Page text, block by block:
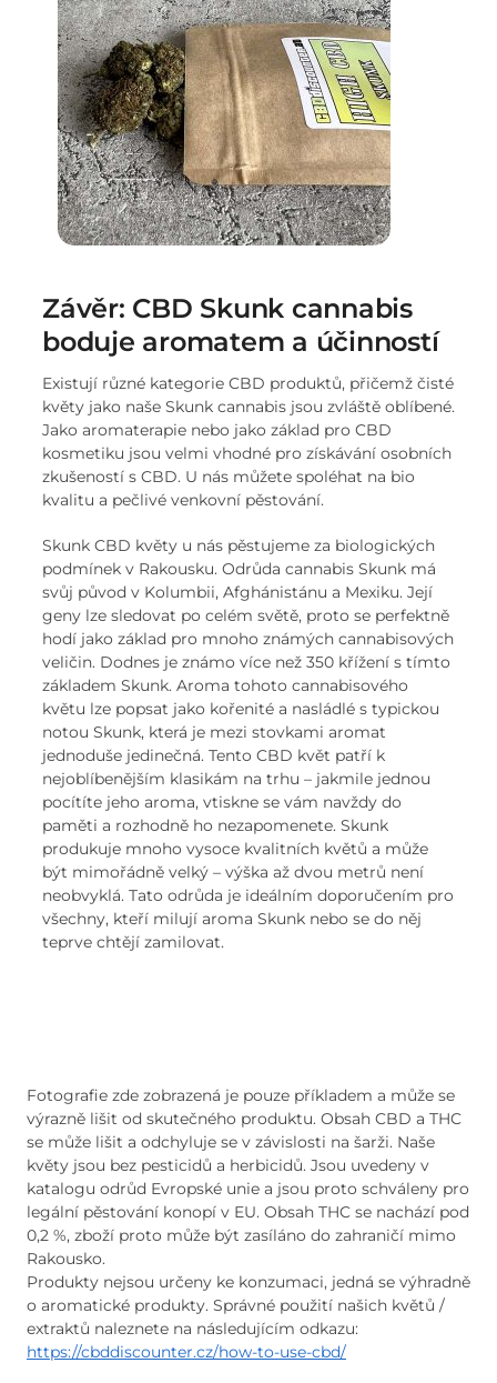
Závěr: CBD Skunk cannabis
boduje aromatem a účinností
Existují různé kategorie CBD produktů, přičemž čisté
květy jako naše Skunk cannabis jsou zvláště oblíbené.
Jako aromaterapie nebo jako základ pro CBD
kosmetiku jsou velmi vhodné pro získávání osobních
zkušeností s CBD. U nás můžete spoléhat na bio
kvalitu a pečlivé venkovní pěstování.
Skunk CBD květy u nás pěstujeme za biologických
podmínek v Rakousku. Odrůda cannabis Skunk má
svůj původ v Kolumbii, Afghánistánu a Mexiku. Její
geny lze sledovat po celém světě, proto se perfektně
hodí jako základ pro mnoho známých cannabisových
veličin. Dodnes je známo více než 350 křížení s tímto
základem Skunk. Aroma tohoto cannabisového
květu lze popsat jako kořenité a nasládlé s typickou
notou Skunk, která je mezi stovkami aromat
jednoduše jedinečná. Tento CBD květ patří k
nejoblíbenějším klasikám na trhu – jakmile jednou
pocítíte jeho aroma, vtiskne se vám navždy do
paměti a rozhodně ho nezapomenete. Skunk
produkuje mnoho vysoce kvalitních květů a může
být mimořádně velký – výška až dvou metrů není
neobvyklá. Tato odrůda je ideálním doporučením pro
všechny, kteří milují aroma Skunk nebo se do něj
teprve chtějí zamilovat.
Fotografie zde zobrazená je pouze příkladem a může se
výrazně lišit od skutečného produktu. Obsah CBD a THC
se může lišit a odchyluje se v závislosti na šarži. Naše
květy jsou bez pesticidů a herbicidů. Jsou uvedeny v
katalogu odrůd Evropské unie a jsou proto schváleny pro
legální pěstování konopí v EU. Obsah THC se nachází pod
0,2 %, zboží proto může být zasíláno do zahraničí mimo
Rakousko.
Produkty nejsou určeny ke konzumaci, jedná se výhradně
o aromatické produkty. Správné použití našich květů /
extraktů naleznete na následujícím odkazu:
https://cbddiscounter.cz/how-to-use-cbd/